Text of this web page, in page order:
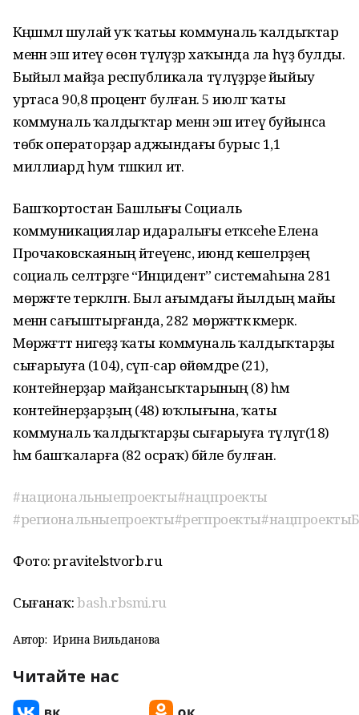
Кәңәшмәлә шулай уҡ ҡатьы коммуналь ҡалдыҡтар
менән эш итеү өсөн түләүҙәр хаҡында ла һүҙ булды.
Быйыл майҙа республикала түләүҙәрҙе йыйыу
уртаса 90,8 процент булған. 5 июлгә ҡаты
коммуналь ҡалдыҡтар менән эш итеү буйынса
төбәк операторҙар аджындағы бурыс 1,1
миллиард һум тәшкил итә.
Башҡортостан Башлығы Социаль
коммуникациялар идаралығы етәксеһе Елена
Прочаковскаяның әйтеүенсә, июндә кешеләрҙең
социаль селтәрҙәге “Инцидент” системаһына 281
мөрәжәғәте теркәлгән. Был ағымдағы йылдың майы
менән сағыштырғанда, 282 мөрәжәғәткә кәмерәк.
Мөрәжәғәттә нигеҙҙә ҡаты коммуналь ҡалдыҡтарҙы
сығарыуға (104), сүп-сар өйөмдәре (21),
контейнерҙар майҙансыҡтарының (8) һәм
контейнерҙарҙың (48) юҡлығына, ҡаты
коммуналь ҡалдыҡтарҙы сығарыуға түләүгә(18)
һәм башҡаларға (82 осраҡ) бәйле булған.
#национальныепроекты#нацпроекты
#региональныепроекты#регпроекты
Фото: pravitelstvorb.ru
Сығанаҡ:bash.rbsmi.ru
Автор: Ирина Вильданова
Читайте нас